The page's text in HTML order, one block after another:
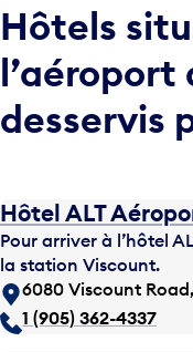
Hôtels
l’aéroport
desservis
Hôtel ALT
Pour arriver à l’hôtel
la station Viscount.
6080 Viscount
1 (905) 362-4337